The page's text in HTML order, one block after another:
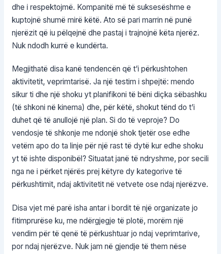
dhe i respektojmë. Kompanitë më të suksesëshme e
kuptojnë shumë mirë këtë. Ato së pari marrin në punë
njerëzit që iu pëlqejnë dhe pastaj i trajnojnë këta njerëz.
Nuk ndodh kurrë e kundërta.
Megjithatë disa kanë tendencën që t’i përkushtohen
aktivitetit, veprimtarisë. Ja një testim i shpejtë: mendo
sikur ti dhe një shoku yt planifikoni të bëni diçka sëbashku
(të shkoni në kinema) dhe, për këtë, shokut tënd do t’i
duhet që të anullojë një plan. Si do të veproje? Do
vendosje të shkonje me ndonjë shok tjetër ose edhe
vetëm apo do ta linje për një rast të dytë kur edhe shoku
yt të ishte disponibël? Situatat janë të ndryshme, por secili
nga ne i përket njërës prej këtyre dy kategorive të
përkushtimit, ndaj aktivitetit në vetvete ose ndaj njerëzve.
Disa vjet më parë isha antar i bordit të një organizate jo
fitimprurëse ku, me ndërgjegje të plotë, morëm një
vendim për të qenë të përkushtuar jo ndaj veprimtarive,
por ndaj njerëzve. Nuk jam në gjendje të them nëse